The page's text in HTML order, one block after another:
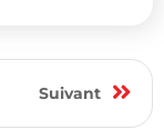
Suivant